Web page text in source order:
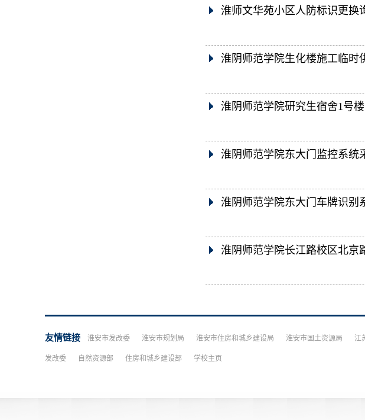
淮师文华苑小区人防标识更换
淮阴师范学院生化楼施工临时
淮阴师范学院研究生宿舍1号
淮阴师范学院东大门监控系统
淮阴师范学院东大门车牌识别
淮阴师范学院长江路校区北京
友情链接 淮安市发改委 淮安市规划局 淮安市住房和城乡建设局 淮安市国土资源局 江
发改委 自然资源部 住房和城乡建设部 学校主页